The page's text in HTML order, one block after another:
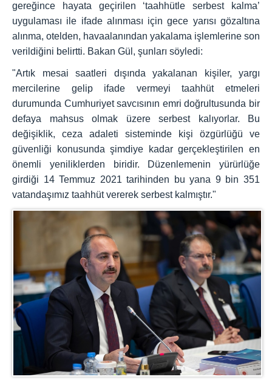
gereğince hayata geçirilen ‘taahhütle serbest kalma’
uygulaması ile ifade alınması için gece yarısı gözaltına
alınma, otelden, havaalanından yakalama işlemlerine son
verildiğini belirtti. Bakan Gül, şunları söyledi:
"Artık mesai saatleri dışında yakalanan kişiler, yargı
mercilerine gelip ifade vermeyi taahhüt etmeleri
durumunda Cumhuriyet savcısının emri doğrultusunda bir
defaya mahsus olmak üzere serbest kalıyorlar. Bu
değişiklik, ceza adaleti sisteminde kişi özgürlüğü ve
güvenliği konusunda şimdiye kadar gerçekleştirilen en
önemli yeniliklerden biridir. Düzenlemenin yürürlüğe
girdiği 14 Temmuz 2021 tarihinden bu yana 9 bin 351
vatandaşımız taahhüt vererek serbest kalmıştır."